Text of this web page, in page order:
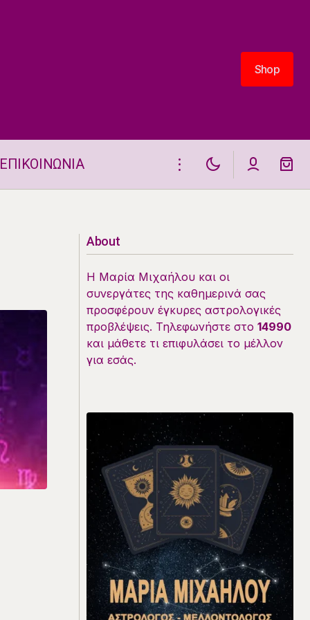
Shop
Shop
ΕΠΙΚΟΙΝΩΝΙΑ
About
Η Μαρία Μιχαήλου και οι
συνεργάτες της καθημερινά σας
προσφέρουν έγκυρες αστρολογικές
προβλέψεις. Τηλεφωνήστε στο 14990
και μάθετε τι επιφυλάσει το μέλλον
για εσάς.